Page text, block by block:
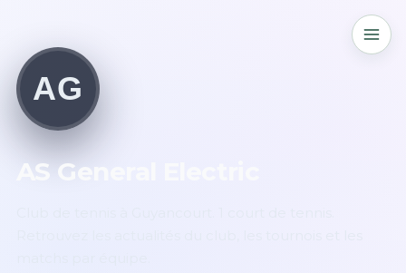
AG
AS General Electric